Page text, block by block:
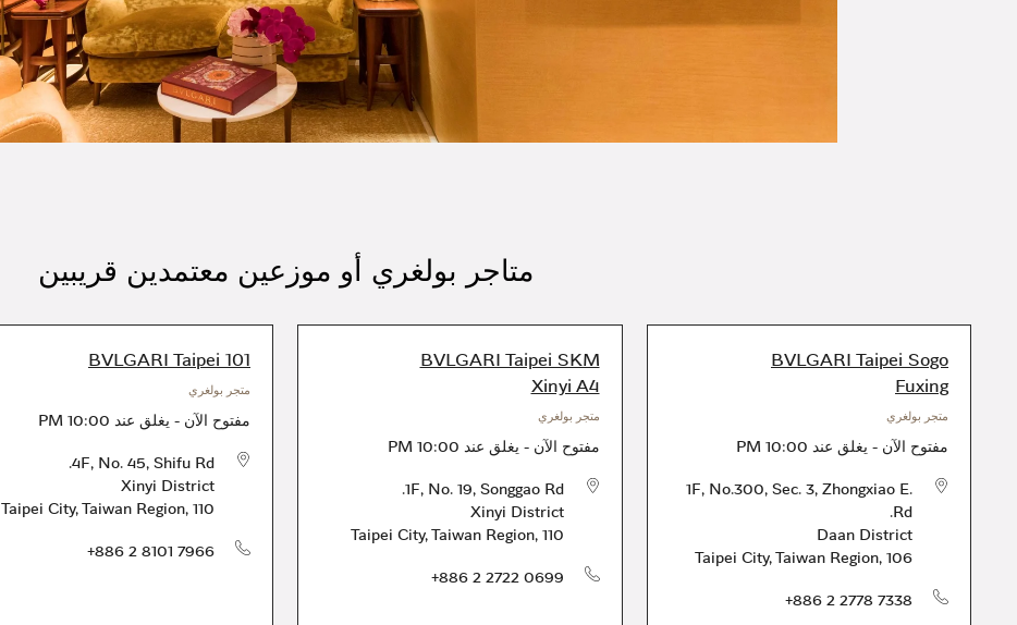
متاجر بولغري أو موزعين معتمدين قريبين
BVLGARI Taipei Sogo
Fuxing
متجر بولغري
مفتوح الآن - يغلق عند 10:00 PM
1F, No.300, Sec. 3, Zhongxiao E.
Rd.
Daan District
Taipei City,Taiwan Region, 106
+886 2 2778 7338
BVLGARI Taipei SKM
Xinyi A4
متجر بولغري
مفتوح الآن - يغلق عند 10:00 PM
1F, No. 19, Songgao Rd.
Xinyi District
Taipei City,Taiwan Region, 110
+886 2 2722 0699
BVLGARI Taipei 101
متجر بولغري
مفتوح الآن - يغلق عند 10:00 PM
4F, No. 45, Shifu Rd.
Xinyi District
Taipei City,Taiwan Region, 110
+886 2 8101 7966